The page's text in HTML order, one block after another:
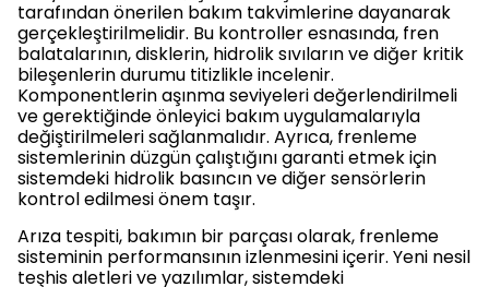
tarafından önerilen bakım takvimlerine dayanarak
gerçekleştirilmelidir. Bu kontroller esnasında, fren
balatalarının, disklerin, hidrolik sıvıların ve diğer kritik
bileşenlerin durumu titizlikle incelenir.
Komponentlerin aşınma seviyeleri değerlendirilmeli
ve gerektiğinde önleyici bakım uygulamalarıyla
değiştirilmeleri sağlanmalıdır. Ayrıca, frenleme
sistemlerinin düzgün çalıştığını garanti etmek için
sistemdeki hidrolik basıncın ve diğer sensörlerin
kontrol edilmesi önem taşır.
Arıza tespiti, bakımın bir parçası olarak, frenleme
sisteminin performansının izlenmesini içerir. Yeni nesil
teşhis aletleri ve yazılımlar, sistemdeki